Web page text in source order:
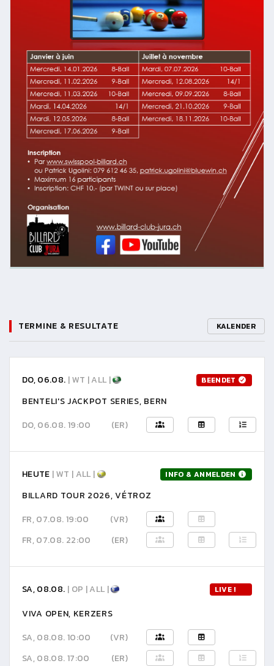
TERMINE & RESULTATE KALENDER
DO, 06.08. | WT | ALL | BEENDET
BENTELI'S JACKPOT SERIES, BERN
DO, 06.08. 19:00
(ER)
HEUTE | WT | ALL | INFO & ANMELDEN
BILLARD TOUR 2026, VÉTROZ
FR, 07.08. 19:00
(VR)
FR, 07.08. 22:00
(ER)
SA, 08.08. | OP | ALL | LIVE !
VIVA OPEN, KERZERS
SA, 08.08. 10:00
(VR)
SA, 08.08. 17:00
(ER)